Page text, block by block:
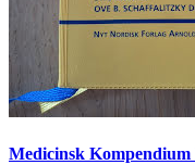
Medicinsk Kompendium